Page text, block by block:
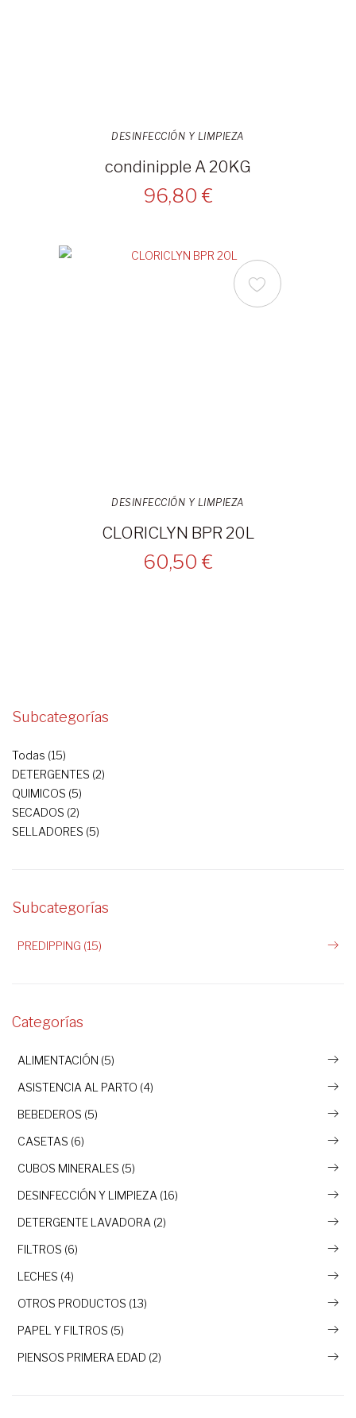
DESINFECCIÓN Y LIMPIEZA
condinipple A 20KG
96,80 €
DESINFECCIÓN Y LIMPIEZA
CLORICLYN BPR 20L
60,50 €
Subcategorías
Todas (15)
DETERGENTES (2)
QUIMICOS (5)
SECADOS (2)
SELLADORES (5)
Subcategorías
PREDIPPING (15)
Categorías
ALIMENTACIÓN (5)
ASISTENCIA AL PARTO (4)
BEBEDEROS (5)
CASETAS (6)
CUBOS MINERALES (5)
DESINFECCIÓN Y LIMPIEZA (16)
DETERGENTE LAVADORA (2)
FILTROS (6)
LECHES (4)
OTROS PRODUCTOS (13)
PAPEL Y FILTROS (5)
PIENSOS PRIMERA EDAD (2)